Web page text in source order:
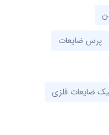
پرس ضایعات
ضایعات فلزی